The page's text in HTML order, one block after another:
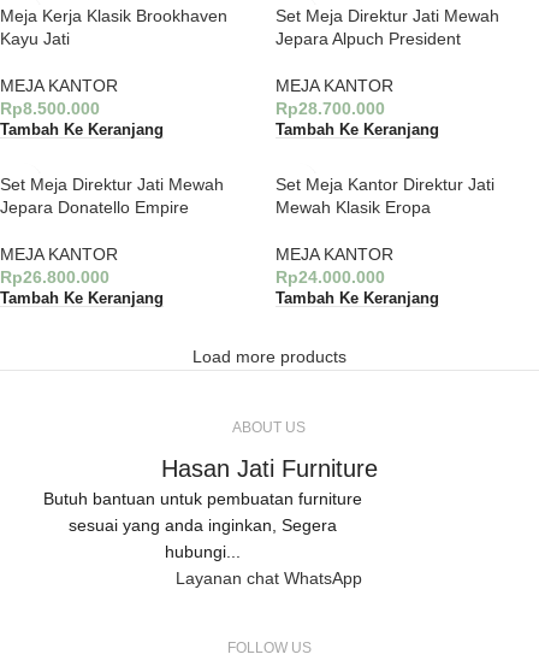
Meja Kerja Klasik Brookhaven
Kayu Jati
MEJA KANTOR
Rp8.500.000
Tambah Ke Keranjang
Set Meja Direktur Jati Mewah
Jepara Alpuch President
MEJA KANTOR
Rp28.700.000
Tambah Ke Keranjang
Set Meja Direktur Jati Mewah
Jepara Donatello Empire
MEJA KANTOR
Rp26.800.000
Tambah Ke Keranjang
Set Meja Kantor Direktur Jati
Mewah Klasik Eropa
MEJA KANTOR
Rp24.000.000
Tambah Ke Keranjang
Load more products
ABOUT US
Hasan Jati Furniture
Butuh bantuan untuk pembuatan furniture
sesuai yang anda inginkan, Segera
hubungi...
Layanan chat WhatsApp
FOLLOW US